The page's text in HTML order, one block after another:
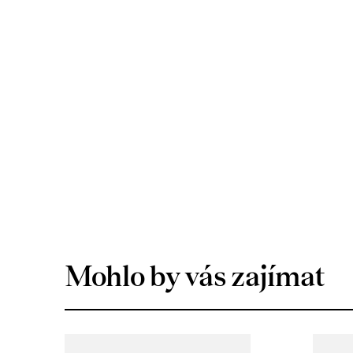
Mohlo by vás zajímat